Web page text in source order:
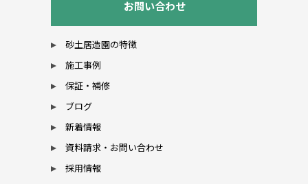
お問い合わせ
砂土居造園の特徴
施工事例
保証・補修
ブログ
新着情報
資料請求・お問い合わせ
採用情報